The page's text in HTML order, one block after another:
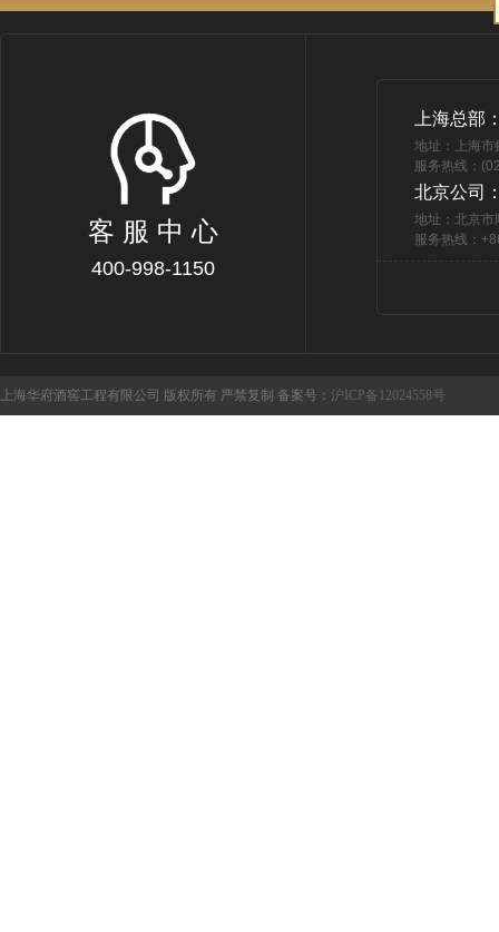
客 服 中 心
400-998-1150
上海总部
地址：上海
服务热线：
北京公司
地址：北京市
服务热线：
上海华府酒窖工程有限公司 版权所有 严禁复制 备案号： 沪ICP备12024558号